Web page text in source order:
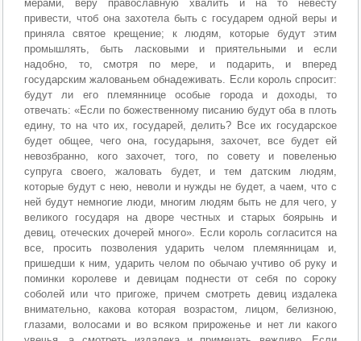
мерами, веру православную хвалить и на то невесту
привести, чтоб она захотела быть с государем одной веры и
приняла святое крещение; к людям, которые будут этим
промышлять, быть ласковыми и приятельными и если
надобно, то, смотря по мере, и подарить, и вперед
государским жалованьем обнадеживать. Если король спросит:
будут ли его племяннице особые города и доходы, то
отвечать: «Если по божественному писанию будут оба в плоть
едину, то на что их, государей, делить? Все их государское
будет общее, чего она, государыня, захочет, все будет ей
невозбранно, кого захочет, того, по совету и повеленью
супруга своего, жаловать будет, и тем датским людям,
которые будут с нею, неволи и нужды не будет, а чаем, что с
ней будут немногие люди, многим людям быть не для чего, у
великого государя на дворе честных и старых боярынь и
девиц, отеческих дочерей много». Если король согласится на
все, просить позволения ударить челом племянницам и,
пришедши к ним, ударить челом по обычаю учтиво об руку и
поминки королеве и девицам поднести от себя по сороку
соболей или что пригоже, причем смотреть девиц издалека
внимательно, какова которая возрастом, лицом, белизною,
глазами, волосами и во всяком прироженье и нет ли какого